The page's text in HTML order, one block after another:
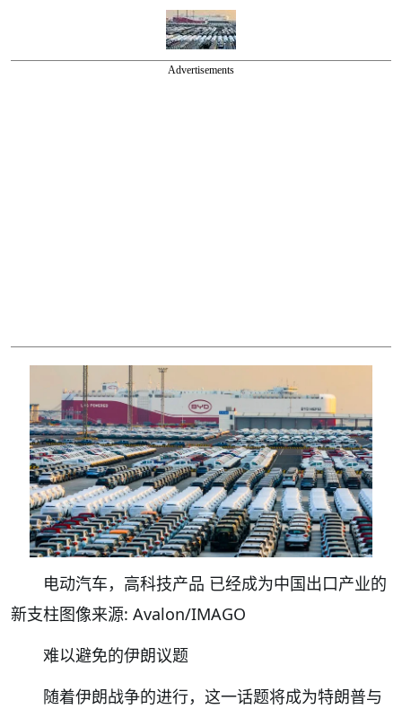
Advertisements
电动汽车，高科技产品 已经成为中国出口产业的
新支柱图像来源: Avalon/IMAGO
难以避免的伊朗议题
随着伊朗战争的进行，这一话题将成为特朗普与